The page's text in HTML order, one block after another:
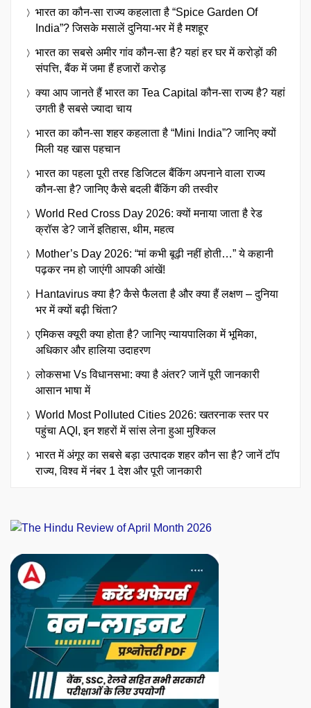
भारत का कौन-सा राज्य कहलाता है “Spice Garden Of
India”? जिसके मसालें दुनिया-भर में है मशहूर
भारत का सबसे अमीर गांव कौन-सा है? यहां हर घर में करोड़ों की
संपत्ति, बैंक में जमा हैं हजारों करोड़
क्या आप जानते हैं भारत का Tea Capital कौन-सा राज्य है? यहां
उगती है सबसे ज्यादा चाय
भारत का कौन-सा शहर कहलाता है “Mini India”? जानिए क्यों
मिली यह खास पहचान
भारत का पहला पूरी तरह डिजिटल बैंकिंग अपनाने वाला राज्य
कौन-सा है? जानिए कैसे बदली बैंकिंग की तस्वीर
World Red Cross Day 2026: क्यों मनाया जाता है रेड
क्रॉस डे? जानें इतिहास, थीम, महत्व
Mother’s Day 2026: “मां कभी बूढ़ी नहीं होती…” ये कहानी
पढ़कर नम हो जाएंगी आपकी आंखें!
Hantavirus क्या है? कैसे फैलता है और क्या हैं लक्षण – दुनिया
भर में क्यों बढ़ी चिंता?
एमिकस क्यूरी क्या होता है? जानिए न्यायपालिका में भूमिका,
अधिकार और हालिया उदाहरण
लोकसभा Vs विधानसभा: क्या है अंतर? जानें पूरी जानकारी
आसान भाषा में
World Most Polluted Cities 2026: खतरनाक स्तर पर
पहुंचा AQI, इन शहरों में सांस लेना हुआ मुश्किल
भारत में अंगूर का सबसे बड़ा उत्पादक शहर कौन सा है? जानें टॉप
राज्य, विश्व में नंबर 1 देश और पूरी जानकारी